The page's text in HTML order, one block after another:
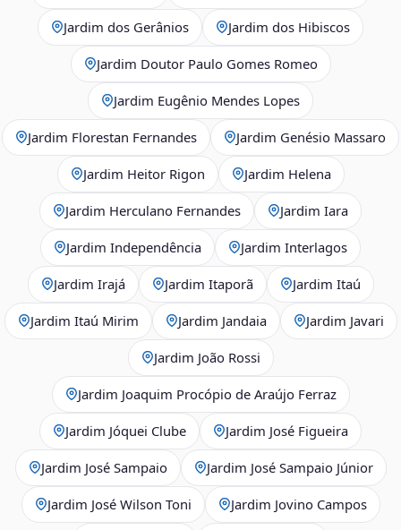
Jardim dos Gerânios Jardim dos Hibiscos
Jardim Doutor Paulo Gomes Romeo
Jardim Eugênio Mendes Lopes
Jardim Florestan Fernandes Jardim Genésio Massaro
Jardim Heitor Rigon Jardim Helena
Jardim Herculano Fernandes Jardim Iara
Jardim Independência Jardim Interlagos
Jardim Irajá Jardim Itaporã Jardim Itaú
Jardim Itaú Mirim Jardim Jandaia Jardim Javari
Jardim João Rossi
Jardim Joaquim Procópio de Araújo Ferraz
Jardim Jóquei Clube Jardim José Figueira
Jardim José Sampaio Jardim José Sampaio Júnior
Jardim José Wilson Toni Jardim Jovino Campos